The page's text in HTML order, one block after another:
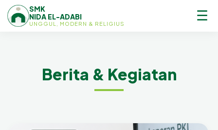
SMK
NIDA EL-ADABI
UNGGUL, MODERN & RELIGIUS
☰
Berita & Kegiatan